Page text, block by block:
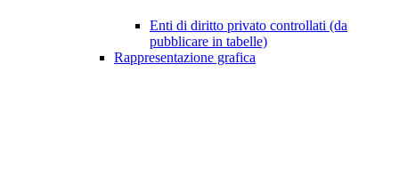
Enti di diritto privato controllati (da
pubblicare in tabelle)
Rappresentazione grafica